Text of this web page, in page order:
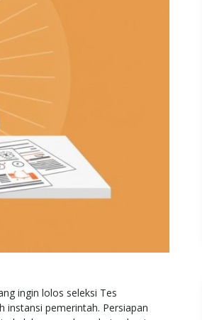
ingin lolos seleksi Tes
instansi pemerintah. Persiapan